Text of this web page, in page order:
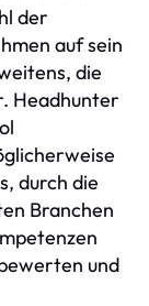
der
auf sein
die
Headhunter
durch die
Branchen
und